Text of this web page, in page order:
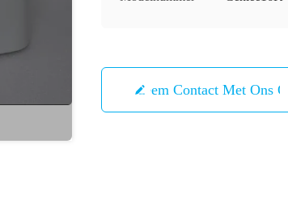
Neem Contact Met Ons Op